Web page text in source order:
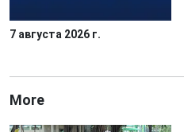
7 августа 2026 г.
More